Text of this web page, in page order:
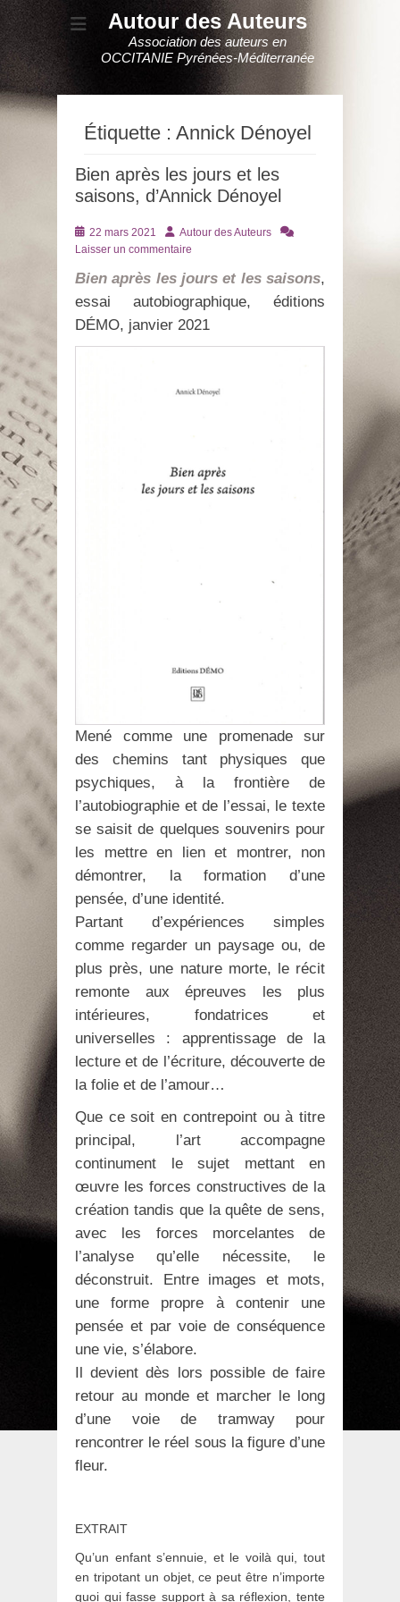
Autour des Auteurs
Association des auteurs en
OCCITANIE Pyrénées-Méditerranée
Étiquette : Annick Dénoyel
Bien après les jours et les
saisons, d’Annick Dénoyel
Posté
le
22 mars 2021 AuteurAutour des Auteurs
Laisser un commentaire
Bien après les jours et les saisons,
essai autobiographique, éditions
DÉMO, janvier 2021
Mené comme une promenade sur
des chemins tant physiques que
psychiques, à la frontière de
l’autobiographie et de l’essai, le texte
se saisit de quelques souvenirs pour
les mettre en lien et montrer, non
démontrer, la formation d’une
pensée, d’une identité.
Partant d’expériences simples
comme regarder un paysage ou, de
plus près, une nature morte, le récit
remonte aux épreuves les plus
intérieures, fondatrices et
universelles : apprentissage de la
lecture et de l’écriture, découverte de
la folie et de l’amour…
Que ce soit en contrepoint ou à titre
principal, l’art accompagne
continument le sujet mettant en
œuvre les forces constructives de la
création tandis que la quête de sens,
avec les forces morcelantes de
l’analyse qu’elle nécessite, le
déconstruit. Entre images et mots,
une forme propre à contenir une
pensée et par voie de conséquence
une vie, s’élabore.
Il devient dès lors possible de faire
retour au monde et marcher le long
d’une voie de tramway pour
rencontrer le réel sous la figure d’une
fleur.
EXTRAIT
Qu’un enfant s’ennuie, et le voilà qui, tout
en tripotant un objet, ce peut être n’importe
quoi qui fasse support à sa réflexion, tente